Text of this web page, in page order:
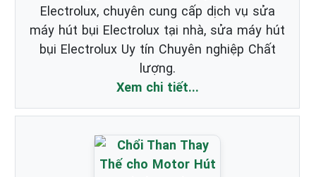
Electrolux, chuyên cung cấp dịch vụ sửa
máy hút bụi Electrolux tại nhà, sửa máy hút
bụi Electrolux Uy tín Chuyên nghiệp Chất
lượng.
Xem chi tiết...